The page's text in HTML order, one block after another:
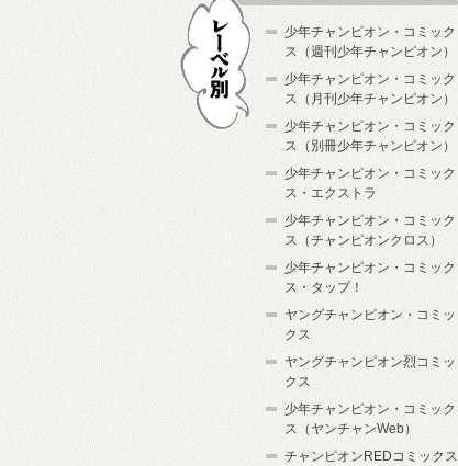
少年チャンピオン・コミック
ス（週刊少年チャンピオン）
少年チャンピオン・コミック
ス（月刊少年チャンピオン）
少年チャンピオン・コミック
ス（別冊少年チャンピオン）
少年チャンピオン・コミック
ス・エクストラ
少年チャンピオン・コミック
ス（チャンピオンクロス）
少年チャンピオン・コミック
ス・タップ！
ヤングチャンピオン・コミッ
クス
ヤングチャンピオン烈コミッ
クス
少年チャンピオン・コミック
ス（ヤンチャンWeb）
チャンピオンREDコミックス